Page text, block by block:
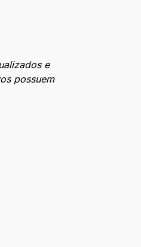
e
possuem